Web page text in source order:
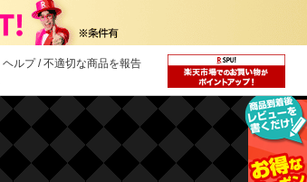
ヘルプ/不適切な商品を報告